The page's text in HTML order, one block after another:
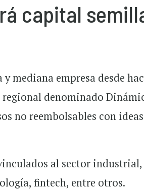
capital
mediana empresa desde
denominado
no reembolsables con
al sector industrial,
fintech, entre otros.